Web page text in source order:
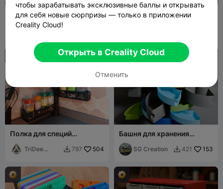
Набор навинчивающихся
воронок для бутылок
fifindr
СОВРЕМЕННАЯ МИСКА
(МНОГОФУНКЦИОНАЛЬН
ДЕКОР ДЛЯ ДОМА
Полка для специй
TriDee
 797 504
Башня для хранения
лотков — бесконечная
штабелируемая,
вращающаяся, т
SG Creation  421 153
чтобы зарабатывать эксклюзивные баллы и открывать
для себя новые сюрпризы — только в приложении
Creality Cloud!
Открыть в Creality Cloud
Отменить